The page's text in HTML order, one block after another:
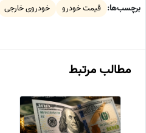
برچسب‌ها: قیمت خودرو
خودروی خارجی
مطالب مرتبط